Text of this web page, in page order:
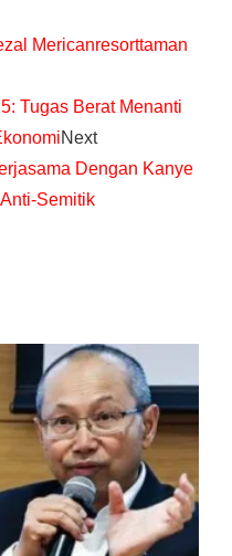
Mericanresorttaman
Tugas Berat Menanti
Next
Dengan Kanye
Semitik